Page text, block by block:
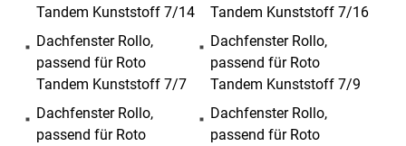
Tandem Kunststoff 7/14
Tandem Kunststoff 7/16
Dachfenster Rollo,
passend für Roto
Tandem Kunststoff 7/7
Dachfenster Rollo,
passend für Roto
Tandem Kunststoff 7/9
Dachfenster Rollo,
passend für Roto
Dachfenster Rollo,
passend für Roto